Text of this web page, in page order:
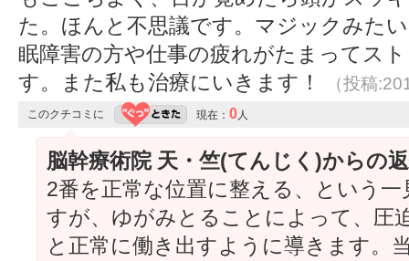
た。ほんと不思議です。マジックみた
眠障害の方や仕事の疲れがたまってス
す。また私も治療にいきます！
（投稿
このクチコミに 現在： 0人
脳幹療術院 天・竺(てんじく)からの
2番を正常な位置に整える、という
すが、ゆがみとることによって、圧
と正常に働き出すように導きます。